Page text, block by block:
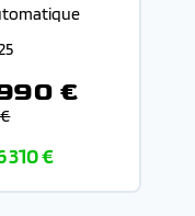
€
310 €